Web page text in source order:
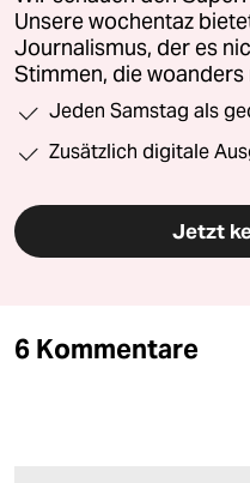
Unsere wochentaz
Journalismus, der es
Stimmen, die
Jeden Samstag als
Zusätzlich digitale
Jetzt
6 Kommentare